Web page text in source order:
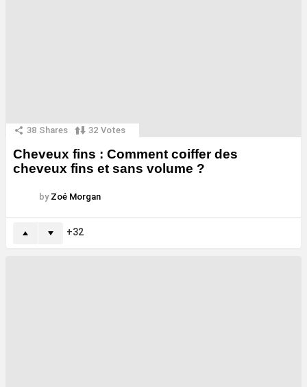
38 Shares 32 Votes
Cheveux fins : Comment coiffer des
cheveux fins et sans volume ?
by Zoé Morgan
32